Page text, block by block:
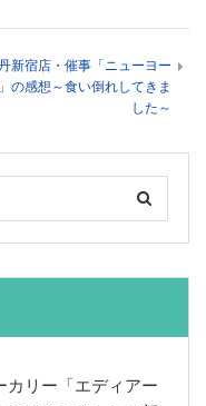
新宿店・催事「ニューヨー
の感想～食い倒れしてきま
した～
カリー「エディアー